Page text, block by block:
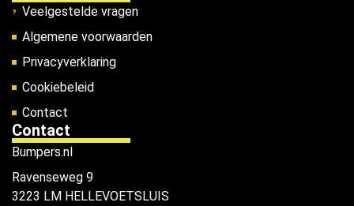
Veelgestelde vragen
Algemene voorwaarden
Privacyverklaring
Cookiebeleid
Contact
Contact
Bumpers.nl
Ravenseweg 9
3223 LM HELLEVOETSLUIS